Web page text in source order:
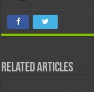
Related Articles